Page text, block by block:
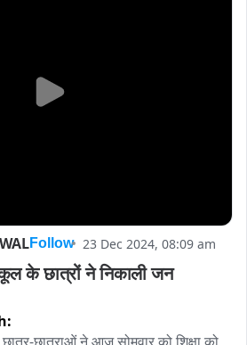
Follow 23 Dec 2024, 08:09 am
के छात्रों ने निकाली जन